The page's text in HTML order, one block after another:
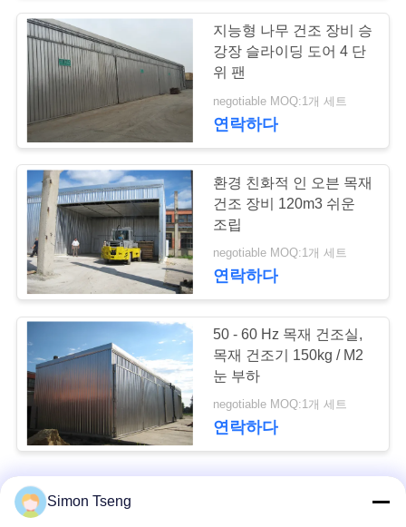
지능형 나무 건조 장비 승
강장 슬라이딩 도어 4 단
위 팬
negotiable MOQ:1개 세트
연락하다
환경 친화적 인 오븐 목재
건조 장비 120m3 쉬운
조립
negotiable MOQ:1개 세트
연락하다
50 - 60 Hz 목재 건조실,
목재 건조기 150kg / M2
눈 부하
negotiable MOQ:1개 세트
연락하다
Simon Tseng